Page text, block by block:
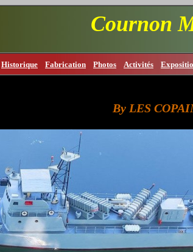
Cournon
Historique Fabrication Photos Activités
By LES